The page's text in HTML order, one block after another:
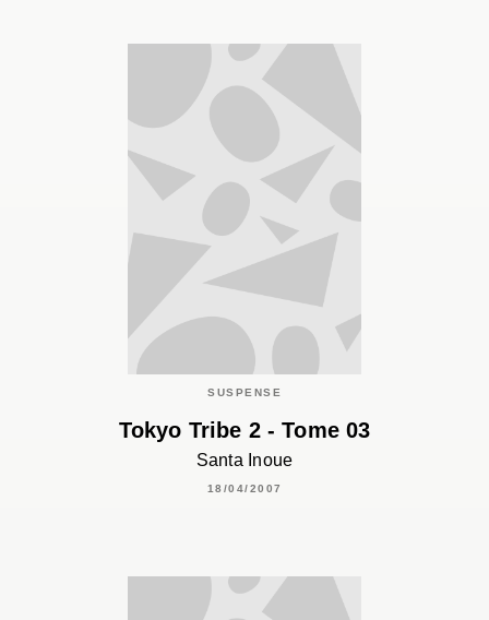
SUSPENSE
Tokyo Tribe 2 - Tome 03
Santa Inoue
18/04/2007